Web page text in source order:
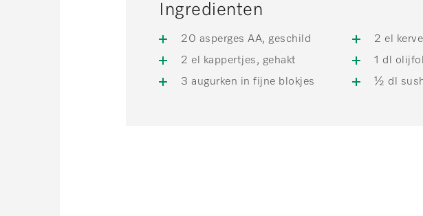
Ingredienten
20 asperges AA, geschild
2 el kappertjes, gehakt
3 augurken in fijne blokjes
2 el
1 dl
½ dl